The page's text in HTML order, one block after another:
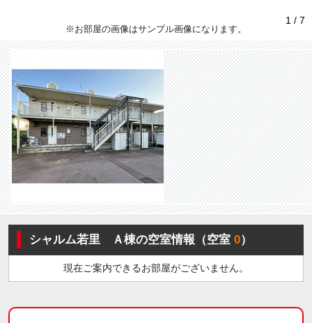
1 / 7
※お部屋の画像はサンプル画像になります。
シャルム若里 Ａ棟の空室情報（空室0）
現在ご案内できるお部屋がございません。